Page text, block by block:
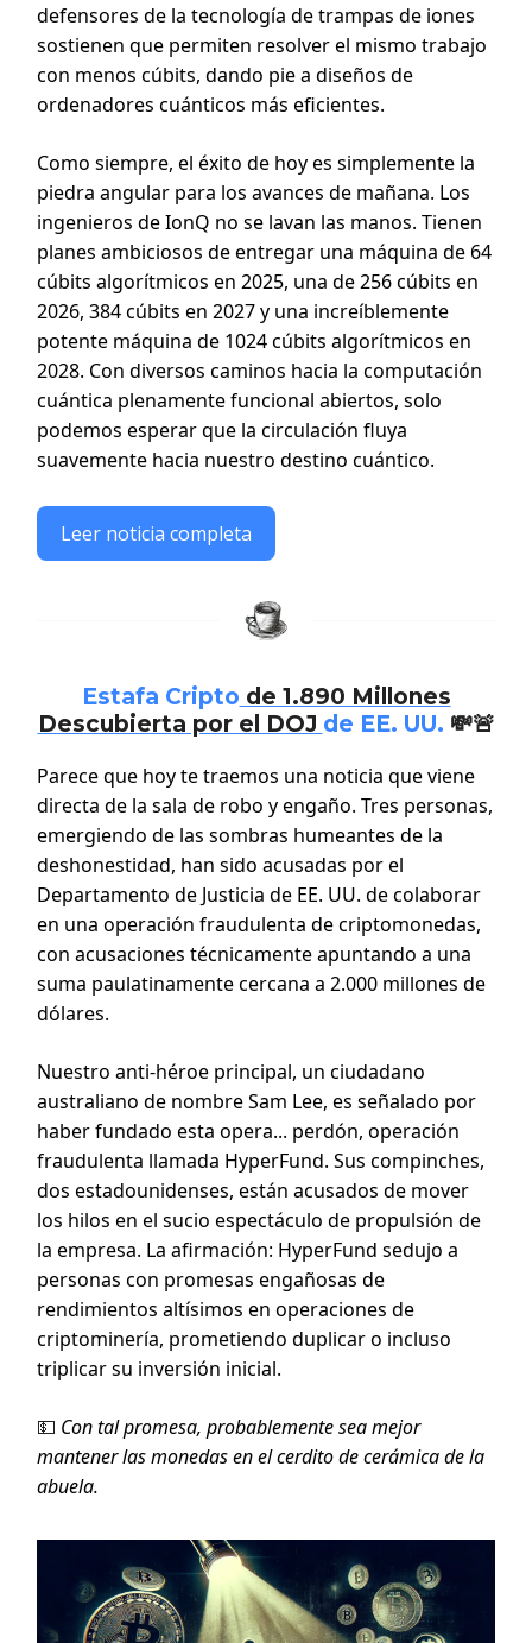
defensores de la tecnología de trampas de iones
sostienen que permiten resolver el mismo trabajo
con menos cúbits, dando pie a diseños de
ordenadores cuánticos más eficientes.
Como siempre, el éxito de hoy es simplemente la
piedra angular para los avances de mañana. Los
ingenieros de IonQ no se lavan las manos. Tienen
planes ambiciosos de entregar una máquina de 64
cúbits algorítmicos en 2025, una de 256 cúbits en
2026, 384 cúbits en 2027 y una increíblemente
potente máquina de 1024 cúbits algorítmicos en
2028. Con diversos caminos hacia la computación
cuántica plenamente funcional abiertos, solo
podemos esperar que la circulación fluya
suavemente hacia nuestro destino cuántico.
Leer noticia completa
Estafa Cripto de 1.890 Millones
Descubierta por el DOJ de EE. UU. 💸🚨
Parece que hoy te traemos una noticia que viene
directa de la sala de robo y engaño. Tres personas,
emergiendo de las sombras humeantes de la
deshonestidad, han sido acusadas por el
Departamento de Justicia de EE. UU. de colaborar
en una operación fraudulenta de criptomonedas,
con acusaciones técnicamente apuntando a una
suma paulatinamente cercana a 2.000 millones de
dólares.
Nuestro anti-héroe principal, un ciudadano
australiano de nombre Sam Lee, es señalado por
haber fundado esta opera... perdón, operación
fraudulenta llamada HyperFund. Sus compinches,
dos estadounidenses, están acusados de mover
los hilos en el sucio espectáculo de propulsión de
la empresa. La afirmación: HyperFund sedujo a
personas con promesas engañosas de
rendimientos altísimos en operaciones de
criptominería, prometiendo duplicar o incluso
triplicar su inversión inicial.
💵 Con tal promesa, probablemente sea mejor
mantener las monedas en el cerdito de cerámica de la
abuela.